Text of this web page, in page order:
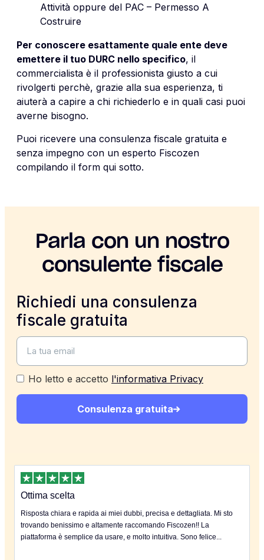
Attività oppure del PAC – Permesso A
Costruire
Per conoscere esattamente quale ente deve
emettere il tuo DURC nello specifico, il
commercialista è il professionista giusto a cui
rivolgerti perchè, grazie alla sua esperienza, ti
aiuterà a capire a chi richiederlo e in quali casi puoi
averne bisogno.
Puoi ricevere una consulenza fiscale gratuita e
senza impegno con un esperto Fiscozen
compilando il form qui sotto.
Parla con un nostro
consulente fiscale
Richiedi una consulenza
fiscale gratuita
Ho letto e accetto l'informativa Privacy
Consulenza gratuita
Ottima scelta
Risposta chiara e rapida ai miei dubbi, precisa e dettagliata. Mi sto
trovando benissimo e altamente raccomando Fiscozen!! La
piattaforma è semplice da usare, e molto intuitiva. Sono felice...